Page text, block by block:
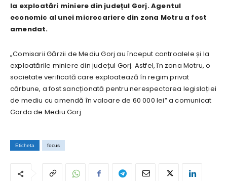
la exploatări miniere din județul Gorj. Agentul
economic al unei microcariere din zona Motru a fost
amendat.
„Comisarii Gărzii de Mediu Gorj au început controalele și la
exploatările miniere din județul Gorj. Astfel, în zona Motru, o
societate verificată care exploatează în regim privat
cărbune, a fost sancționată pentru nerespectarea legislației
de mediu cu amendă în valoare de 60 000 lei” a comunicat
Garda de Mediu Gorj.
Eticheta focus